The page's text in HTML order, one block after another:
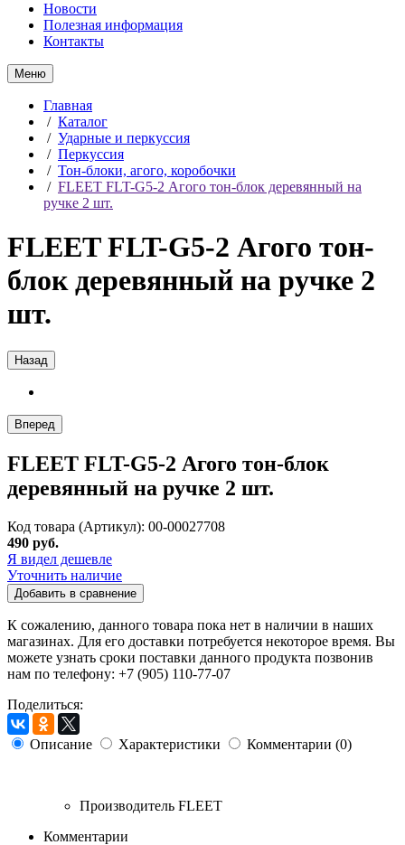
Новости
Полезная информация
Контакты
Меню
Главная
/ Каталог
/ Ударные и перкуссия
/ Перкуссия
/ Тон-блоки, агого, коробочки
/ FLEET FLT-G5-2 Агого тон-блок деревянный на
ручке 2 шт.
FLEET FLT-G5-2 Агого тон-
блок деревянный на ручке 2
шт.
Назад
Вперед
FLEET FLT-G5-2 Агого тон-блок
деревянный на ручке 2 шт.
Код товара (Артикул): 00-00027708
490 руб.
Я видел дешевле
Уточнить наличие
Добавить в сравнение
К сожалению, данного товара пока нет в наличии в наших
магазинах. Для его доставки потребуется некоторое время. Вы
можете узнать сроки поставки данного продукта позвонив
нам по телефону: +7 (905) 110-77-07
Поделиться:
Описание Характеристики Комментарии (0)
Производитель FLEET
Комментарии